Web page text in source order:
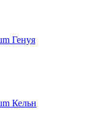
Генуя
Кельн